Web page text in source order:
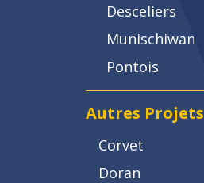
Desceliers
Munischiwan
Pontois
Autres Projets
Corvet
Doran